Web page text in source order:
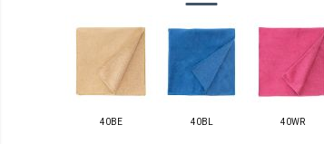
40BE 40BL 40WR